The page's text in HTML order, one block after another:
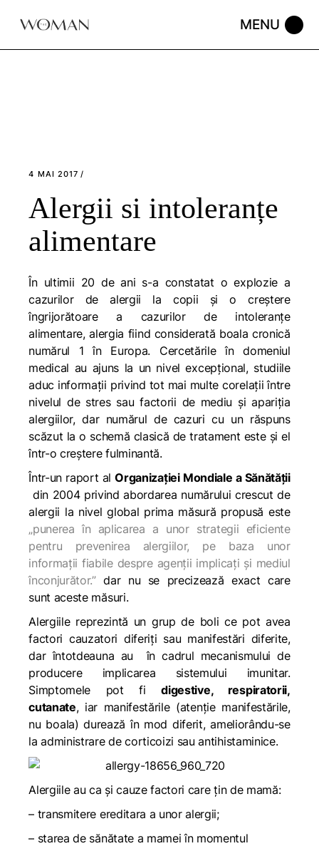
4 MAI 2017
Alergii si intoleranțe
alimentare
În ultimii 20 de ani s-a constatat o explozie a
cazurilor de alergii la copii și o creștere
îngrijorătoare a cazurilor de intoleranțe
alimentare, alergia fiind considerată boala cronică
numărul 1 în Europa. Cercetările în domeniul
medical au ajuns la un nivel excepțional, studiile
aduc informații privind tot mai multe corelații între
nivelul de stres sau factorii de mediu și apariția
alergiilor, dar numărul de cazuri cu un răspuns
scăzut la o schemă clasică de tratament este și el
într-o creștere fulminantă.
Într-un raport alOrganizației Mondiale a Sănătății
din 2004 privind abordarea numărului crescut de
alergii la nivel global prima măsură propusă este
„punerea în aplicarea a unor strategii eficiente
pentru prevenirea alergiilor, pe baza unor
informații fiabile despre agenții implicați și mediul
înconjurător.”dar nu se precizează exact care
sunt aceste măsuri.
Alergiile reprezintă un grup de boli ce pot avea
factori cauzatori diferiți sau manifestări diferite,
dar întotdeauna au în cadrul mecanismului de
producere implicarea sistemului imunitar.
Simptomele pot fidigestive, respiratorii,
cutanate, iar manifestările (atenție manifestările,
nu boala) durează în mod diferit, ameliorându-se
la administrare de corticoizi sau antihistaminice.
Alergiile au ca și cauze factori care țin de mamă:
– transmitere ereditara a unor alergii;
– starea de sănătate a mamei în momentul